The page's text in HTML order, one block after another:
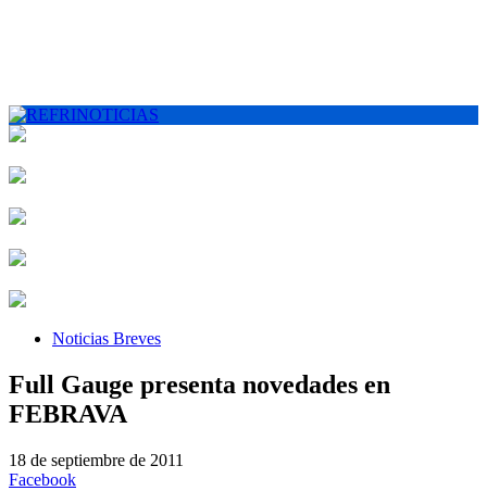
Noticias Breves
Full Gauge presenta novedades en
FEBRAVA
18 de septiembre de 2011
Facebook